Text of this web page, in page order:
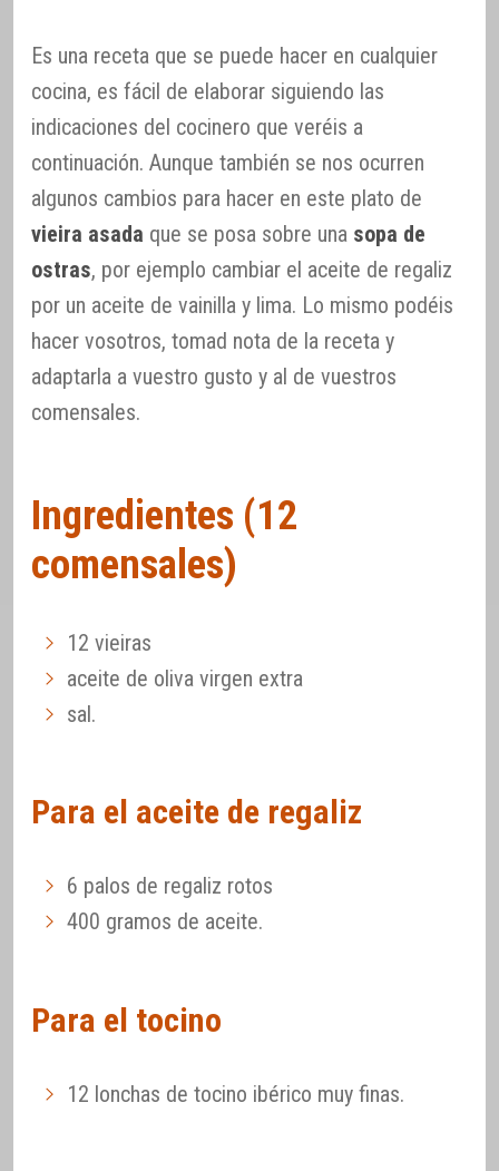
Es una receta que se puede hacer en cualquier
cocina, es fácil de elaborar siguiendo las
indicaciones del cocinero que veréis a
continuación. Aunque también se nos ocurren
algunos cambios para hacer en este plato de
vieira asada que se posa sobre una sopa de
ostras, por ejemplo cambiar el aceite de regaliz
por un aceite de vainilla y lima. Lo mismo podéis
hacer vosotros, tomad nota de la receta y
adaptarla a vuestro gusto y al de vuestros
comensales.
Ingredientes (12
comensales)
12 vieiras
aceite de oliva virgen extra
sal.
Para el aceite de regaliz
6 palos de regaliz rotos
400 gramos de aceite.
Para el tocino
12 lonchas de tocino ibérico muy finas.